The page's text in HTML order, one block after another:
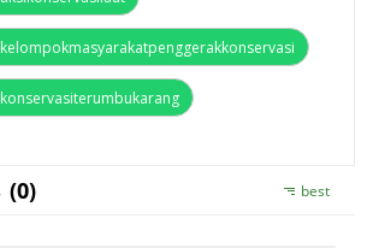
kelompokmasyarakatpenggerakkonservasi
konservasiterumbukarang